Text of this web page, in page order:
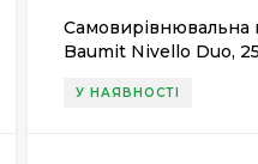
Самовирівнювальна
Baumit Nivello Duo,
У НАЯВНОСТІ